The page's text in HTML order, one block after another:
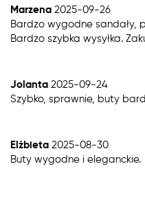
Marzena 2025-09-26
Bardzo wygodne sandały,
Bardzo szybka wysyłka.
Jolanta 2025-09-24
Szybko, sprawnie, buty
Elżbieta 2025-08-30
Buty wygodne i eleganckie.